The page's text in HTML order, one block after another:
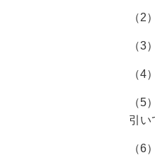
（2
（3
（4
（5
引い
（6